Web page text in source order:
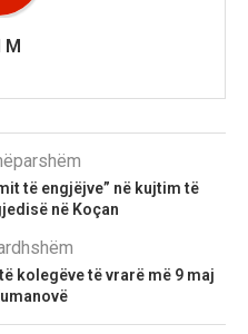
M
të engjëjve” në kujtim të
në Koçan
kolegëve të vrarë më 9 maj